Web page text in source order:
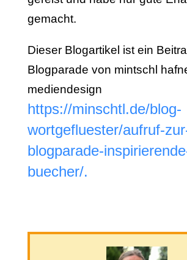
gemacht.
Dieser Blogartikel ist ein
Blogparade von mintschl
mediendesign
https://minschtl.de/blog-
wortgefluester/aufruf-
blogparade-
buecher/.